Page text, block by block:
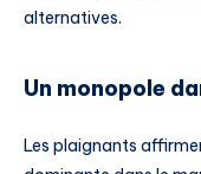
alternatives.
Un monopole
Les plaignants